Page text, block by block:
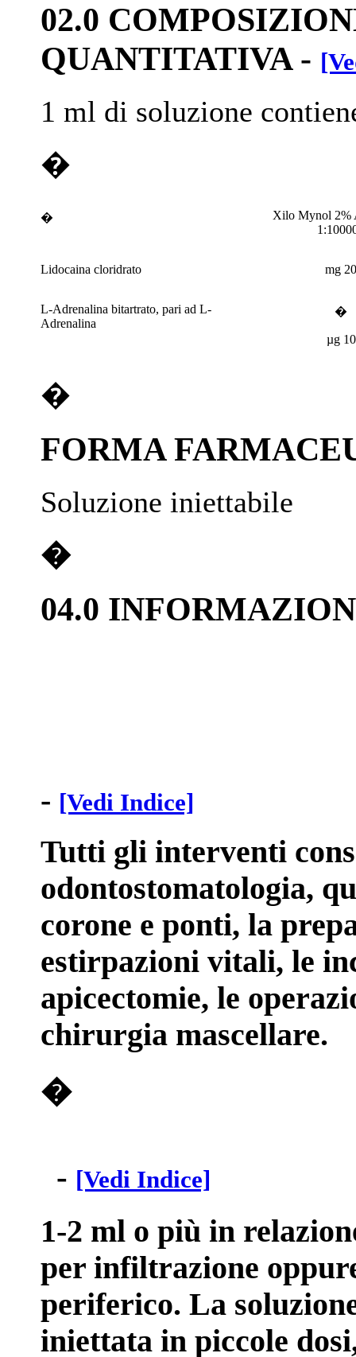
02.0
QUANTITATIVA-
1 ml di soluzione
�
�
Xilo Mynol 2%
Lidocaina cloridrato mg 20
L-Adrenalina bitartrato, pari ad L-
Adrenalina
�
µg 10
�
FORMA
Soluzione iniettabile
�
04.0
- [Vedi Indice]
Tutti gli interventi
odontostomatologia,
corone e ponti, la
estirpazioni vitali, le
apicectomie, le
chirurgia mascellare.
�
- [Vedi Indice]
1-2 ml o più in
per infiltrazione
periferico. La
iniettata in piccole